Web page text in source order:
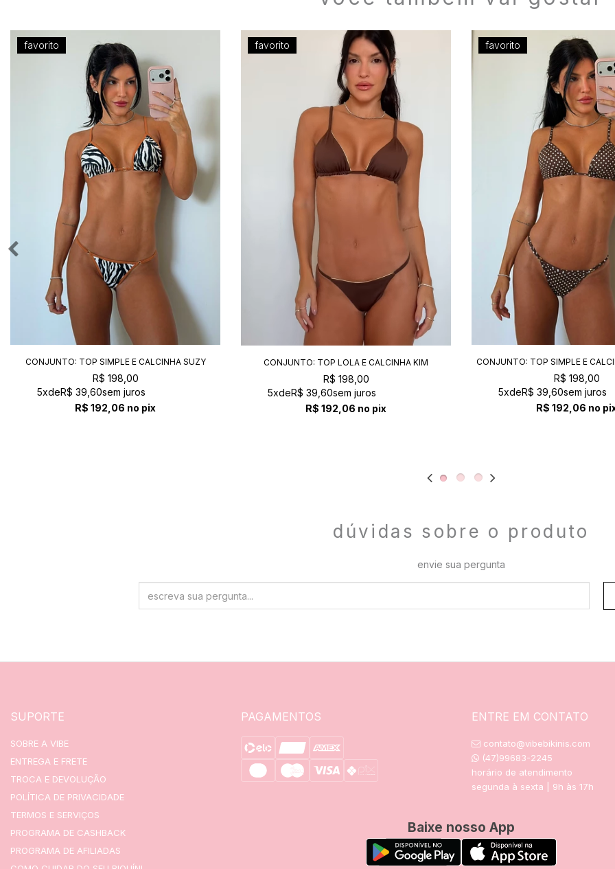
favorito
CONJUNTO: TOP SIMPLE E CALCINHA SUZY
SAFARI
R$ 198,00
5xdeR$ 39,60sem juros
R$ 192,06 no pix
favorito
CONJUNTO: TOP LOLA E CALCINHA KIM
VANILLA+CAFÉ
R$ 198,00
5xdeR$ 39,60sem juros
R$ 192,06 no pix
favorito
CONJUNTO: TOP SIMPLE E
AMALFI
R$ 198,00
5xdeR$ 39,60sem juros
R$ 192,06 no
dúvidas sobre o produto
envie sua pergunta
Baixe nosso App
SUPORTE
SOBRE A VIBE
ENTREGA E FRETE
TROCA E DEVOLUÇÃO
POLÍTICA DE PRIVACIDADE
TERMOS E SERVIÇOS
PROGRAMA DE CASHBACK
PROGRAMA DE AFILIADAS
PAGAMENTOS ENTRE EM CONTATO
contato@vibebikinis.com
(47)99683-2245
horário de atendimento
segunda à sexta | 9h às 17h